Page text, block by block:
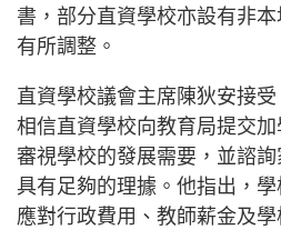
書，部分直資學校亦設有非
有所調整。
直資學校議會主席陳狄安接受
相信直資學校向教育局提交
審視學校的發展需要，並諮詢
具有足夠的理據。他指出，
應對行政費用、教師薪金及